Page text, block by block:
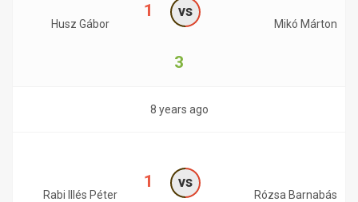
Husz Gábor
1 vs
3
Mikó Márton
8 years ago
Rabi Illés Péter
1 vs
Rózsa Barnabás